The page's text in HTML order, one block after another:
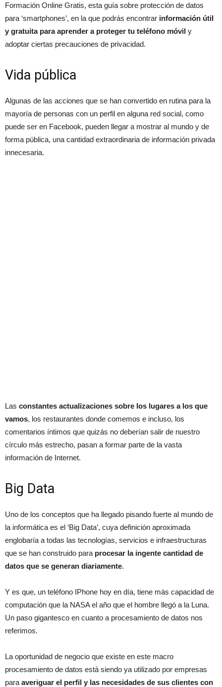
Formación Online Gratis, esta guía sobre protección de datos
para ‘smartphones’, en la que podrás encontrar información útil
y gratuita para aprender a proteger tu teléfono móvil y
adoptar ciertas precauciones de privacidad.
Vida pública
Algunas de las acciones que se han convertido en rutina para la
mayoría de personas con un perfil en alguna red social, como
puede ser en Facebook, pueden llegar a mostrar al mundo y de
forma pública, una cantidad extraordinaria de información privada
innecesaria.
Las constantes actualizaciones sobre los lugares a los que
vamos, los restaurantes donde comemos e incluso, los
comentarios íntimos que quizás no deberían salir de nuestro
círculo más estrecho, pasan a formar parte de la vasta
información de Internet.
Big Data
Uno de los conceptos que ha llegado pisando fuerte al mundo de
la informática es el ‘Big Data’, cuya definición aproximada
englobaría a todas las tecnologías, servicios e infraestructuras
que se han construido para procesar la ingente cantidad de
datos que se generan diariamente.
Y es que, un teléfono IPhone hoy en día, tiene más capacidad de
computación que la NASA el año que el hombre llegó a la Luna.
Un paso gigantesco en cuanto a procesamiento de datos nos
referimos.
La oportunidad de negocio que existe en este macro
procesamiento de datos está siendo ya utilizado por empresas
para averiguar el perfil y las necesidades de sus clientes con